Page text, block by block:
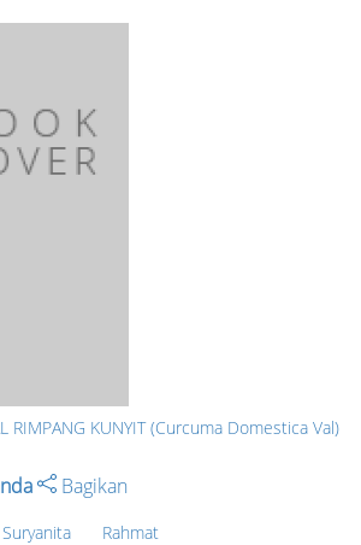
RIMPANG KUNYIT (Curcuma Domestica Val)
Bagikan
Suryanita Rahmat